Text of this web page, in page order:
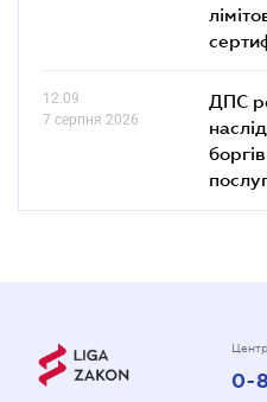
12.09
7 серпня 2026
ДПС
0-